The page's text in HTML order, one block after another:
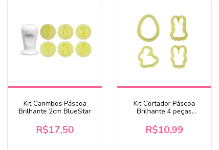
Kit Carimbos Páscoa
Brilhante 2cm BlueStar
R$17,50
Kit Cortador Páscoa
Brilhante 4 peças
R$10,99